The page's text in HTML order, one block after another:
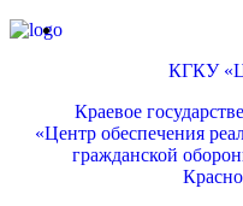
КГКУ
Краевое
«Центр обеспечения
гражданской